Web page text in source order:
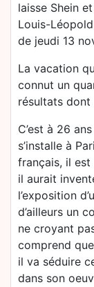
laisse Shein
Louis-
de jeudi 13
La vacation
connut un
résultats dont
C’est à 26
s’installe à
français, il
il aurait
l’exposition
d’ailleurs un
ne croyant
comprend
il va séduire
dans son